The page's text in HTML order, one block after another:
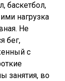
баскетбол,
нагрузка
Не
бег,
с
занятия, во